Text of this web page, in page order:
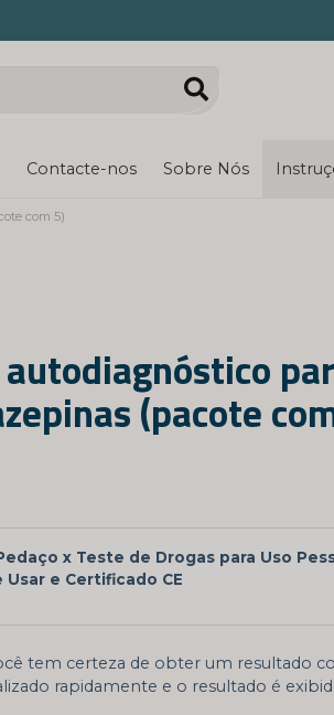
Contacte-nos Sobre Nós
com 5)
(pacote
x Teste de Drogas para Uso
Usar e Certificado CE
tem certeza de obter um resultado
rapidamente e o resultado é